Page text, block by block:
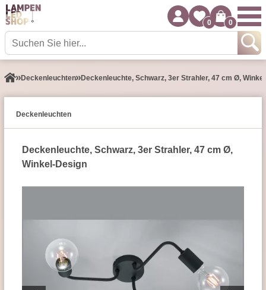
0 0
Decken­leuchten Deckenleuchte, Schwarz, 3er Strahler, 47 cm Ø,
Decken­leuchten
Deckenleuchte, Schwarz, 3er Strahler, 47 cm Ø,
Winkel-Design